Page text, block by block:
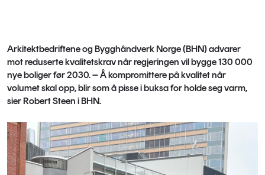
Arkitektbedriftene og Bygghåndverk Norge (BHN) advarer
mot reduserte kvalitetskrav når regjeringen vil bygge 130 000
nye boliger før 2030. – Å kompromittere på kvalitet når
volumet skal opp, blir som å pisse i buksa for holde seg varm,
sier Robert Steen i BHN.